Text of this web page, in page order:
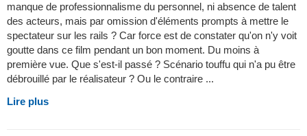
manque de professionnalisme du personnel, ni absence de talent
des acteurs, mais par omission d'éléments prompts à mettre le
spectateur sur les rails ? Car force est de constater qu'on n'y voit
goutte dans ce film pendant un bon moment. Du moins à
première vue. Que s'est-il passé ? Scénario touffu qui n'a pu être
débrouillé par le réalisateur ? Ou le contraire ...
Lire plus